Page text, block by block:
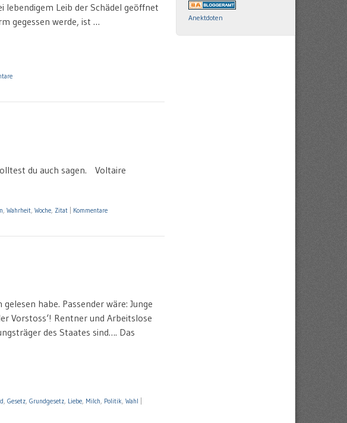
lebendigem Leib der Schädel geöffnet
gegessen werde, ist …
du auch sagen. Voltaire
Wahrheit Woche Zitat Kommentare
habe. Passender wäre: Junge
Vorstoss‘! Rentner und Arbeitslose
des Staates sind…. Das
, Gesetz, Grundgesetz, Liebe, Milch, Politik, Wahl
Anektdoten